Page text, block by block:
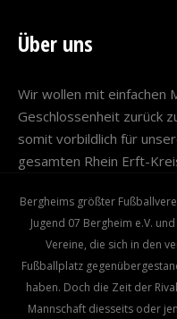
Über uns
Wir wollen mit einfachen
Geschlossenheit zurück
somit vorbildlich für
gesamten Rhein Erft-
Bergheims größter
Jugend 07 Bergheim e.V.
Vereine, die sich in den
Fußballplatz
haben. Doch die Zeit der
Mannschaft diesseits oder